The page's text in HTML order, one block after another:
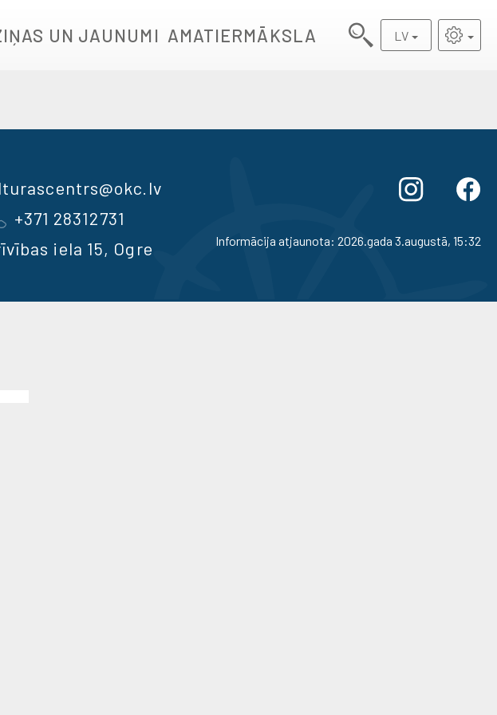
UN JAUNUMI AMATIERMĀKSLA LV
+371 28312731
iela 15, Ogre
Informācija atjaunota: 2026.gada 3.augustā, 15:32